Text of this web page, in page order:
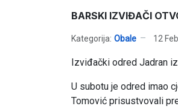
BARSKI IZVIĐAČI
Kategorija: Obale 12
Izviđački odred Jadran
U subotu je odred imao
Tomović prisustvovali